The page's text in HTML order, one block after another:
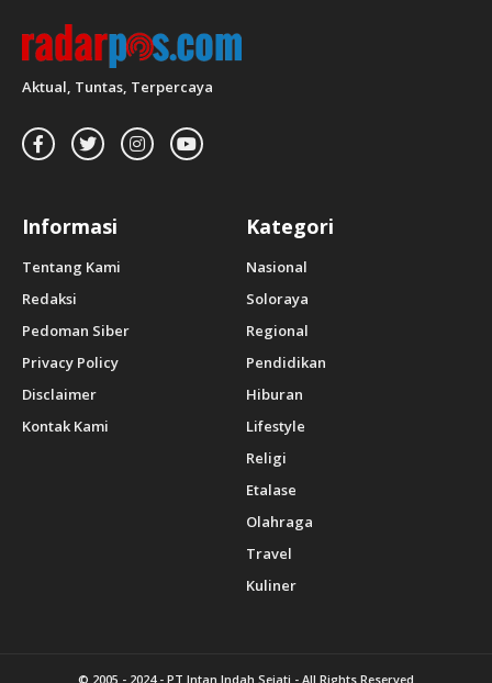
Aktual, Tuntas, Terpercaya
Informasi
Tentang Kami
Redaksi
Pedoman Siber
Privacy Policy
Disclaimer
Kontak Kami
Kategori
Nasional
Soloraya
Regional
Pendidikan
Hiburan
Lifestyle
Religi
Etalase
Olahraga
Travel
Kuliner
© 2005 - 2024 - PT Intan Indah Sejati - All Rights Reserved